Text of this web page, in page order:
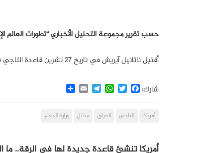
حسب تقریر مجموعة التحليل الأخباري “تطورات العالم
أقتيل ناتانيل آيريش في تاريخ ٢٧ تشرين قاعدة التاجي (شمال بغداد).
شارك: Facebook
Twitter
WhatsApp
Telegram
Email
أمريكا التاجي العراق مقتل وزارة الدفاع
أمريكا تنشئ قاعدة جديدة لها في الرقة.. ما